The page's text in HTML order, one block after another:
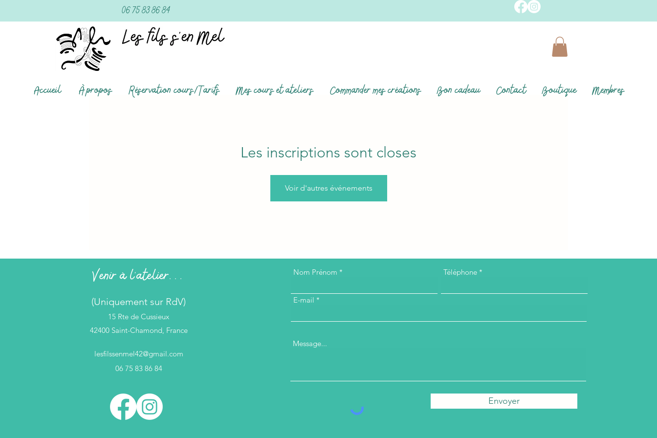
06 75 83 86 84
Accueil À propos Réservation cours/Tarifs Mes cours et ateliers Commander mes créations Bon cadeau Contact Boutique Membres
Les inscriptions sont closes
Voir d'autres événements
Venir à l'atelier...
(Uniquement sur RdV)
15 Rte de Cussieux
42400 Saint-Chamond, France
lesfilssenmel42@gmail.com
06 75 83 86 84
Nom Prénom Téléphone
E-mail
Message...
Envoyer